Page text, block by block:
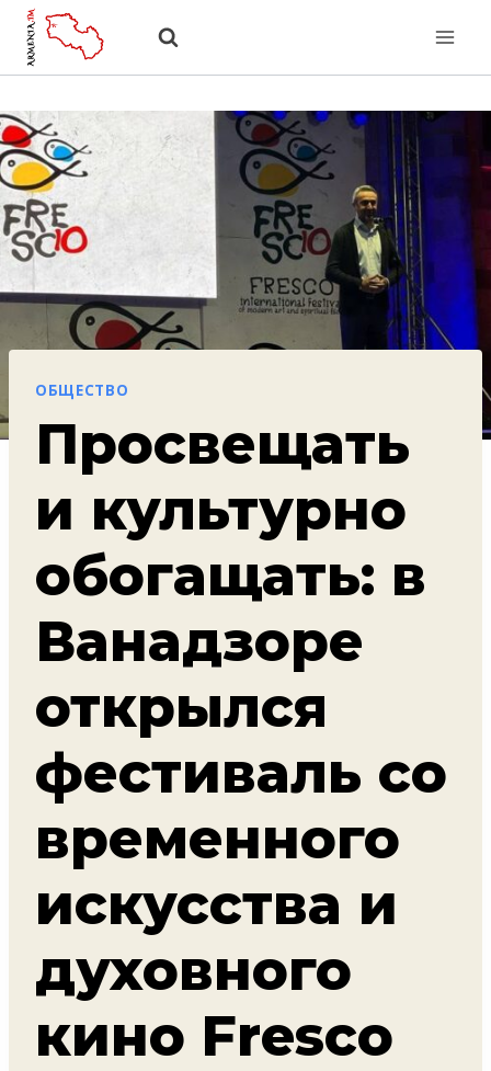
Перейти
ОБЩЕСТВО
Просвещать
и культурно
обогащать: в
Ванадзоре
открылся
фестиваль со
временного
искусства и
духовного
кино Fresco